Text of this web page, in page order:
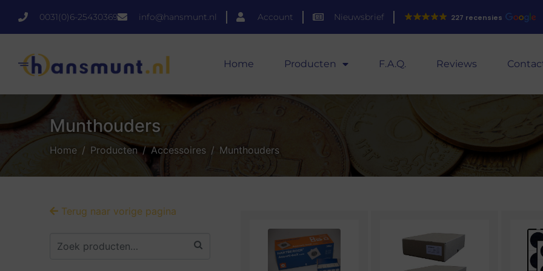
0031(0)6-25430369 info@hansmunt.nl Account Nieuwsbrief 227 recensies
Home Producten F.A.Q. Reviews
Munthouders
Home Producten Accessoires Munthouders
Terug naar vorige pagina